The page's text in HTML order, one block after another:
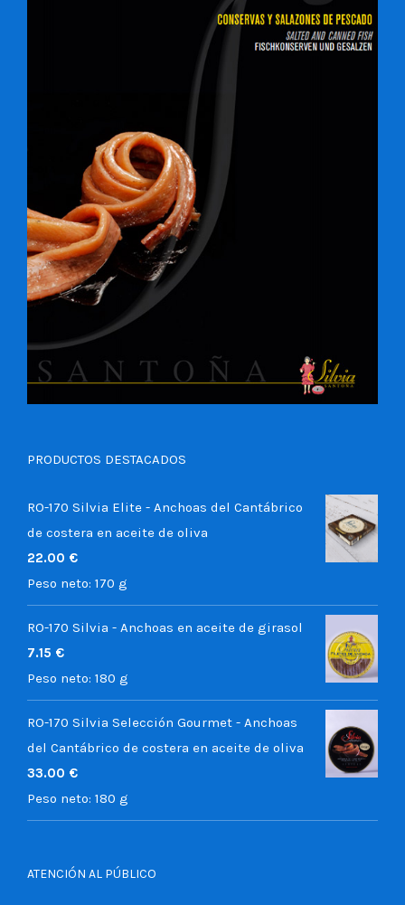
PRODUCTOS DESTACADOS
RO-170 Silvia Elite - Anchoas del Cantábrico
de costera en aceite de oliva
22.00 €
Peso neto: 170 g
RO-170 Silvia - Anchoas en aceite de girasol
7.15 €
Peso neto: 180 g
RO-170 Silvia Selección Gourmet - Anchoas
del Cantábrico de costera en aceite de oliva
33.00 €
Peso neto: 180 g
ATENCIÓN AL PÚBLICO